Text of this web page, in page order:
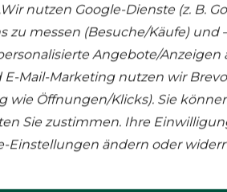
nutzen Google-Dienste (z. B.
zu messen (Besuche/Käufe) und
Angebote/Anzeigen
Mail-Marketing nutzen wir
wie Öffnungen/Klicks). Sie
Sie zustimmen. Ihre
Einstellungen ändern oder
(z. B. E-Mail, Fax oder Brief)
Kunde vor Absendung seiner
Verkäufers archiviert und
werden.
Bestellformular des
Ein wirksames
Hilfe die Darstellung auf
die üblichen Tastatur- und